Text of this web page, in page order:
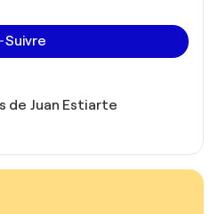
Suivre
de Juan Estiarte